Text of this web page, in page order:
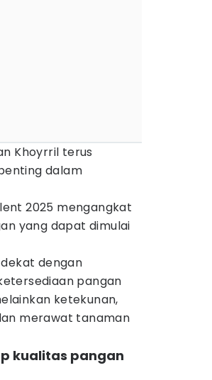
Khoyrril terus
dalam
2025 mengangkat
yang dapat dimulai
dengan
pangan
ketekunan,
merawat tanaman
kualitas pangan